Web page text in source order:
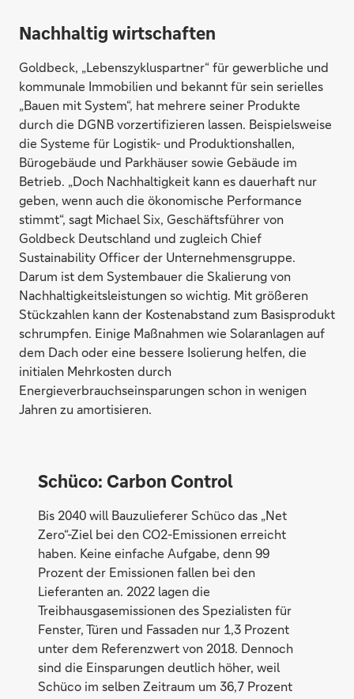
Nachhaltig wirtschaften
Goldbeck, „Lebenszykluspartner“ für gewerbliche und
kommunale Immobilien und bekannt für sein serielles
„Bauen mit System“, hat mehrere seiner Produkte
durch die DGNB vorzertifizieren lassen. Beispielsweise
die Systeme für Logistik- und Produktionshallen,
Bürogebäude und Parkhäuser sowie Gebäude im
Betrieb. „Doch Nachhaltigkeit kann es dauerhaft nur
geben, wenn auch die ökonomische Performance
stimmt“, sagt Michael Six, Geschäftsführer von
Goldbeck Deutschland und zugleich Chief
Sustainability Officer der Unternehmensgruppe.
Darum ist dem Systembauer die Skalierung von
Nachhaltigkeitsleistungen so wichtig. Mit größeren
Stückzahlen kann der Kostenabstand zum Basisprodukt
schrumpfen. Einige Maßnahmen wie Solaranlagen auf
dem Dach oder eine bessere Isolierung helfen, die
initialen Mehrkosten durch
Energieverbrauchseinsparungen schon in wenigen
Jahren zu amortisieren.
Schüco: Carbon Control
Bis 2040 will Bauzulieferer Schüco das „Net
Zero“-Ziel bei den CO2-Emissionen erreicht
haben. Keine einfache Aufgabe, denn 99
Prozent der Emissionen fallen bei den
Lieferanten an. 2022 lagen die
Treibhausgasemissionen des Spezialisten für
Fenster, Türen und Fassaden nur 1,3 Prozent
unter dem Referenzwert von 2018. Dennoch
sind die Einsparungen deutlich höher, weil
Schüco im selben Zeitraum um 36,7 Prozent